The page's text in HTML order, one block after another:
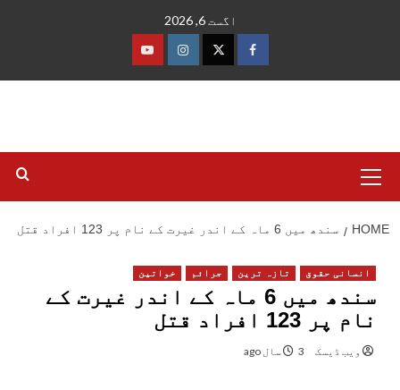
اگست 6, 2026
فیس
ٹوئٹرانسٹاگرام
یوٹیوب
Menu
HOME سندھ میں 6 ماہ کے اندر غیرت کے نام پر 123 افراد قتل
انسانی حقوق تازہ ترین جرائم خواتین
سندھ میں 6 ماہ کے اندر غیرت کے
نام پر 123 افراد قتل
ویب ڈیسک 3 سال ago